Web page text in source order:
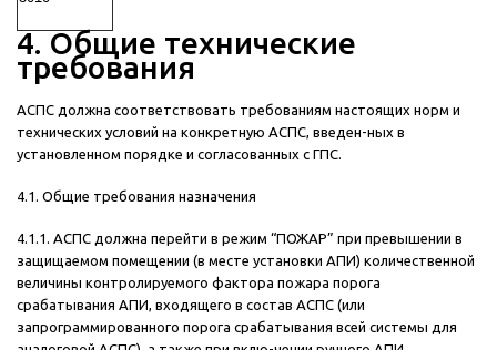
4. Общие технические
требования
АСПС должна соответствовать требованиям настоящих норм и
технических условий на конкретную АСПС, введен-ных в
установленном порядке и согласованных с ГПС.
4.1. Общие требования назначения
4.1.1. АСПС должна перейти в режим “ПОЖАР” при превышении в
защищаемом помещении (в месте установки АПИ) количественной
величины контролируемого фактора пожара порога
срабатывания АПИ, входящего в состав АСПС (или
запрограммированного порога срабатывания всей системы для